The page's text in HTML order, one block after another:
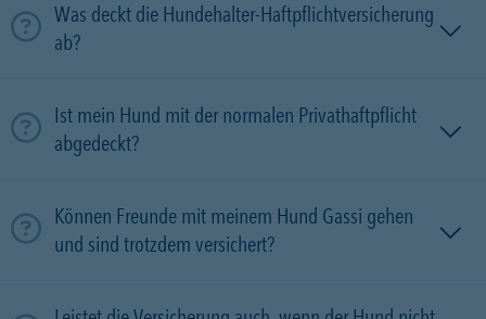
Was deckt die Hundehalter-Haftpflichtversicherung
ab?
Ist mein Hund mit der normalen Privathaftpflicht
abgedeckt?
Können Freunde mit meinem Hund Gassi gehen
und sind trotzdem versichert?